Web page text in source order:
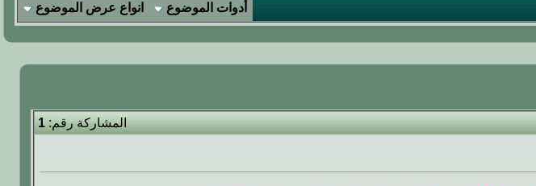
أدوات الموضوع انواع عرض الموضوع
المشاركة رقم:1